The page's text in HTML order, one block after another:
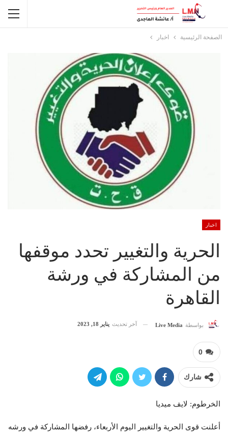
الصفحة الرئيسية اخبار
اخبار
الحرية والتغيير تحدد موقفها
من المشاركة في ورشة
القاهرة
بواسطة Live Media آخر تحديث يناير 18, 2023
0
شارك
الخرطوم: لايف ميديا
أعلنت قوى الحرية والتغيير اليوم الأربعاء، رفضها المشاركة في ورشه